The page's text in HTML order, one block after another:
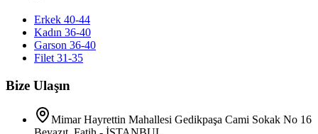
Erkek 40-44
Kadın 36-40
Garson 36-40
Filet 31-35
Bize Ulaşın
Mimar Hayrettin Mahallesi Gedikpaşa Cami Sokak No 16